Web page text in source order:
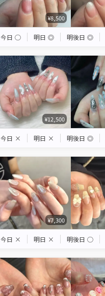
¥8,500
今日 ◯ 明日 ◎ 明後日 ◎
¥12,500
今日 × 明日 × 明後日 ◎
¥7,300
今日 × 明日 × 明後日 ◯